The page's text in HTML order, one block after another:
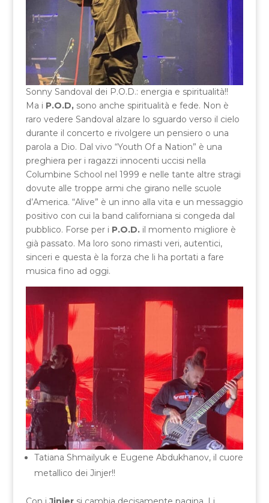
Sonny Sandoval dei P.O.D.: energia e spiritualità!!
Ma i P.O.D,sono anche spiritualità e fede. Non è
raro vedere Sandoval alzare lo sguardo verso il cielo
durante il concerto e rivolgere un pensiero o una
parola a Dio. Dal vivo “Youth Of a Nation” è una
preghiera per i ragazzi innocenti uccisi nella
Columbine School nel 1999 e nelle tante altre stragi
dovute alle troppe armi che girano nelle scuole
d’America. “Alive” è un inno alla vita e un messaggio
positivo con cui la band californiana si congeda dal
pubblico. Forse per i P.O.D.il momento migliore è
già passato. Ma loro sono rimasti veri, autentici,
sinceri e questa è la forza che li ha portati a fare
musica fino ad oggi.
Tatiana Shmailyuk e Eugene Abdukhanov, il cuore
metallico dei Jinjer!!